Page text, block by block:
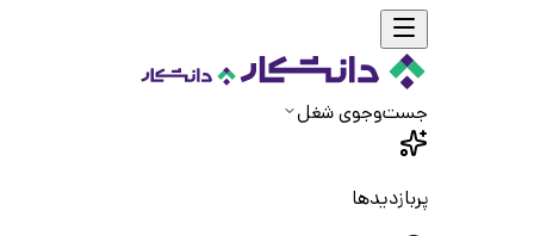
جست‌و‌جوی شغل
پربازدیدها